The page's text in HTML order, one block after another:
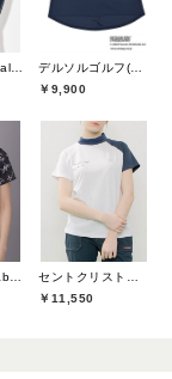
￥9,900
￥11,550